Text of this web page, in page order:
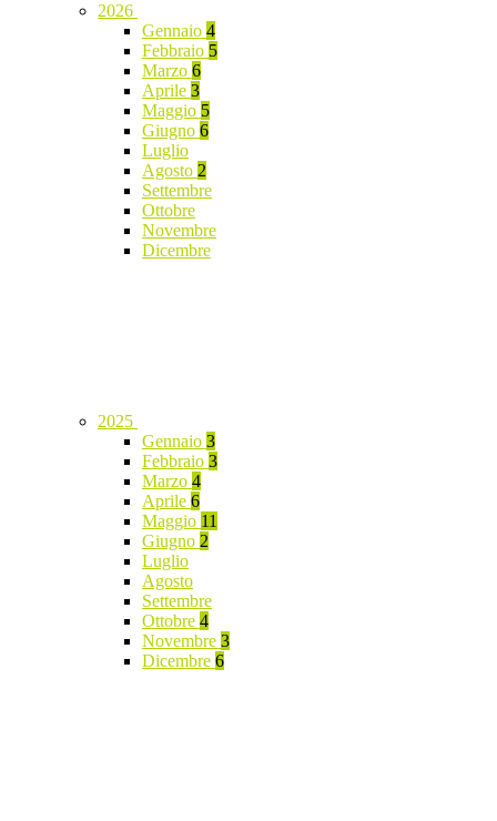
2026
Gennaio 4
Febbraio 5
Marzo 6
Aprile 3
Maggio 5
Giugno 6
Luglio
Agosto 2
Settembre
Ottobre
Novembre
Dicembre
2025
Gennaio 3
Febbraio 3
Marzo 4
Aprile 6
Maggio 11
Giugno 2
Luglio
Agosto
Settembre
Ottobre 4
Novembre 3
Dicembre 6